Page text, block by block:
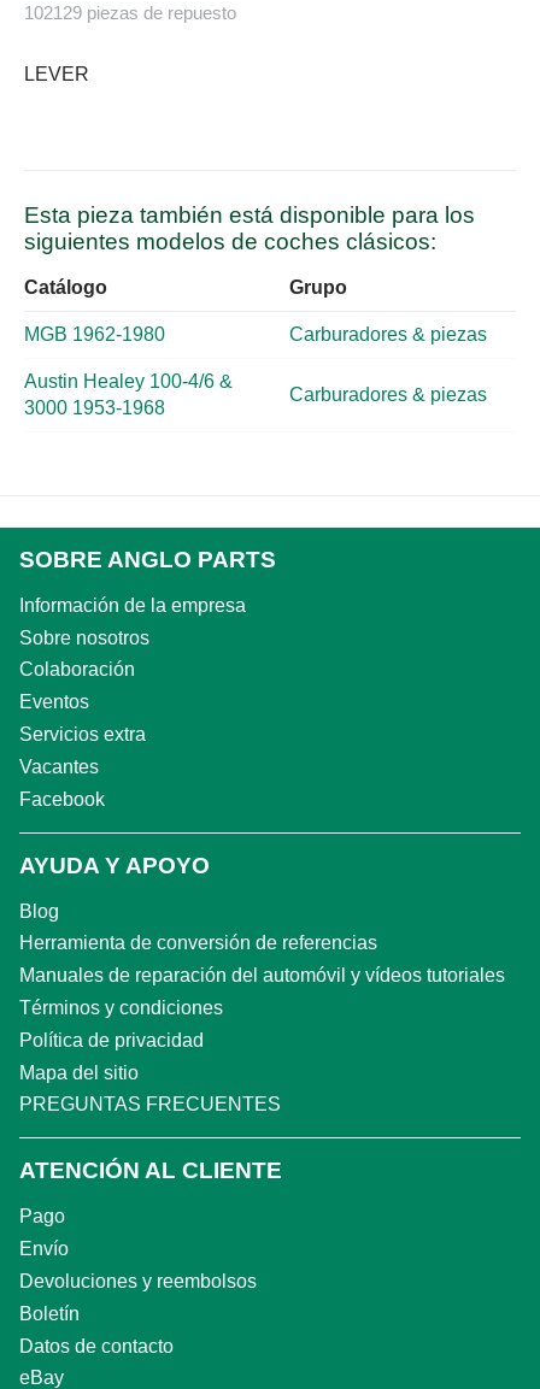
102129 piezas de repuesto
LEVER
Esta pieza también está disponible para los
siguientes modelos de coches clásicos:
Catálogo Grupo
MGB 1962-1980 Carburadores & piezas
Austin Healey 100-4/6 &
3000 1953-1968
Carburadores & piezas
SOBRE ANGLO PARTS
Información de la empresa
Sobre nosotros
Colaboración
Eventos
Servicios extra
Vacantes
Facebook
AYUDA Y APOYO
Blog
Herramienta de conversión de referencias
Manuales de reparación del automóvil y vídeos tutoriales
Términos y condiciones
Política de privacidad
Mapa del sitio
PREGUNTAS FRECUENTES
ATENCIÓN AL CLIENTE
Pago
Envío
Devoluciones y reembolsos
Boletín
Datos de contacto
eBay